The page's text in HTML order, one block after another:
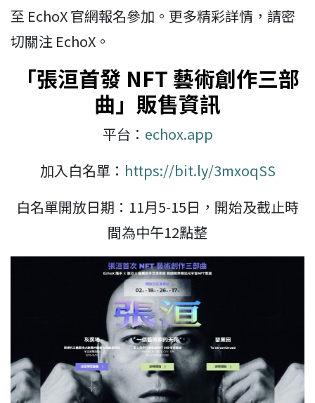
至 EchoX 官網報名參加。更多精彩詳情，請密
切關注 EchoX。
「張洹首發 NFT 藝術創作三部
曲」販售資訊
平台： echox.app
加入白名單： https://bit.ly/3mxoqSS
白名單開放日期：11月5-15日，開始及截止時
間為中午12點整